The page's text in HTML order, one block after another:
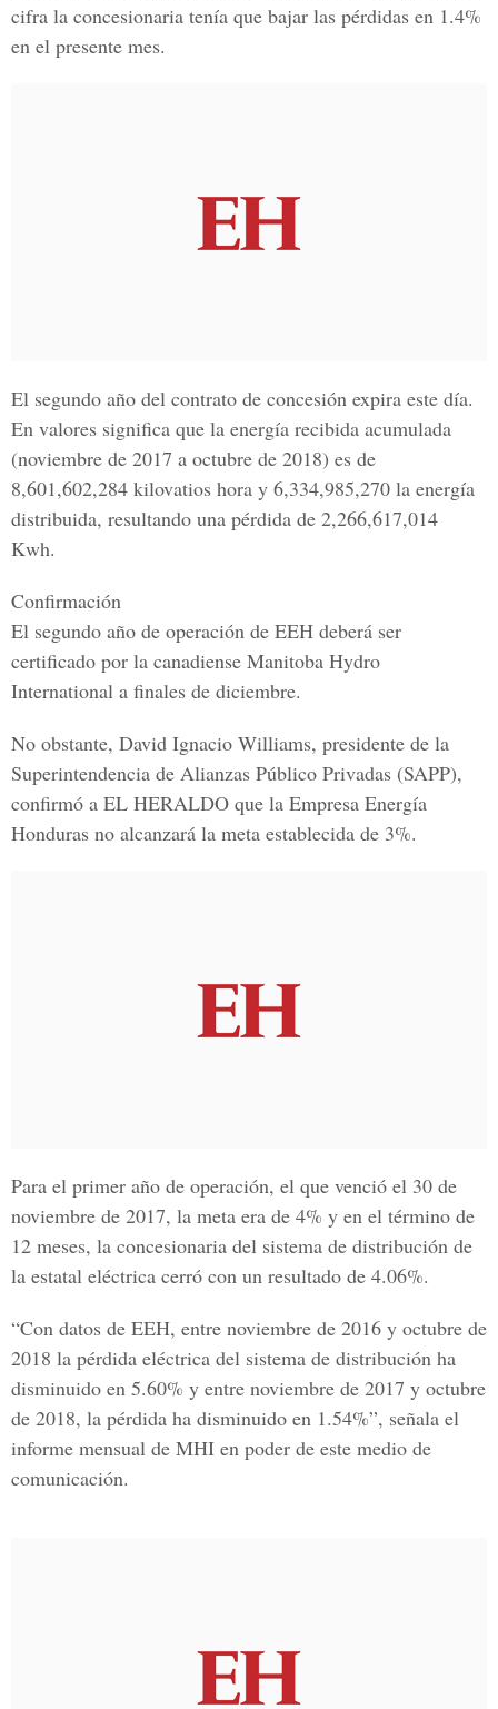
cifra la concesionaria tenía que bajar las pérdidas en 1.4%
en el presente mes.
El segundo año del contrato de concesión expira este día.
En valores significa que la energía recibida acumulada
(noviembre de 2017 a octubre de 2018) es de
8,601,602,284 kilovatios hora y 6,334,985,270 la energía
distribuida, resultando una pérdida de 2,266,617,014
Kwh.
Confirmación
El segundo año de operación de EEH deberá ser
certificado por la canadiense Manitoba Hydro
International a finales de diciembre.
No obstante, David Ignacio Williams, presidente de la
Superintendencia de Alianzas Público Privadas (SAPP),
confirmó a EL HERALDO que la Empresa Energía
Honduras no alcanzará la meta establecida de 3%.
Para el primer año de operación, el que venció el 30 de
noviembre de 2017, la meta era de 4% y en el término de
12 meses, la concesionaria del sistema de distribución de
la estatal eléctrica cerró con un resultado de 4.06%.
“Con datos de EEH, entre noviembre de 2016 y octubre de
2018 la pérdida eléctrica del sistema de distribución ha
disminuido en 5.60% y entre noviembre de 2017 y octubre
de 2018, la pérdida ha disminuido en 1.54%”, señala el
informe mensual de MHI en poder de este medio de
comunicación.